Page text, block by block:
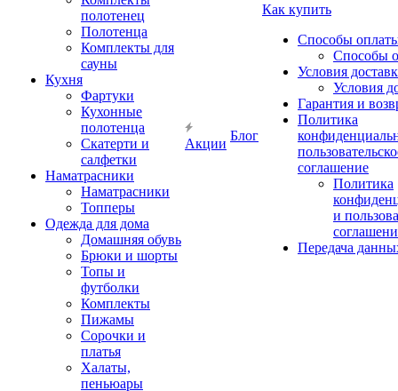
полотенец
Полотенца
Комплекты для
сауны
Кухня
Фартуки
Кухонные
полотенца
Скатерти и
салфетки
Наматрасники
Наматрасники
Топперы
Одежда для дома
Домашняя обувь
Брюки и шорты
Топы и
футболки
Комплекты
Пижамы
Сорочки и
платья
Халаты,
пеньюары
Акции
Блог
Как купить
Способы
Способы
Условия
Условия
Гарантия и
Политика
соглашение
Политика
и
Передача